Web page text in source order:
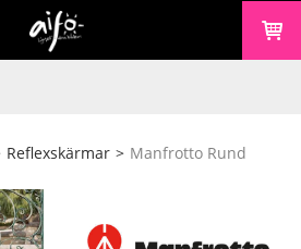
Reflexskärmar > Manfrotto Rund